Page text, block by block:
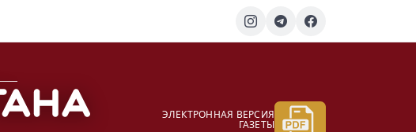
ЭЛЕКТРОННАЯ ВЕРСИЯ
ГАЗЕТЫ